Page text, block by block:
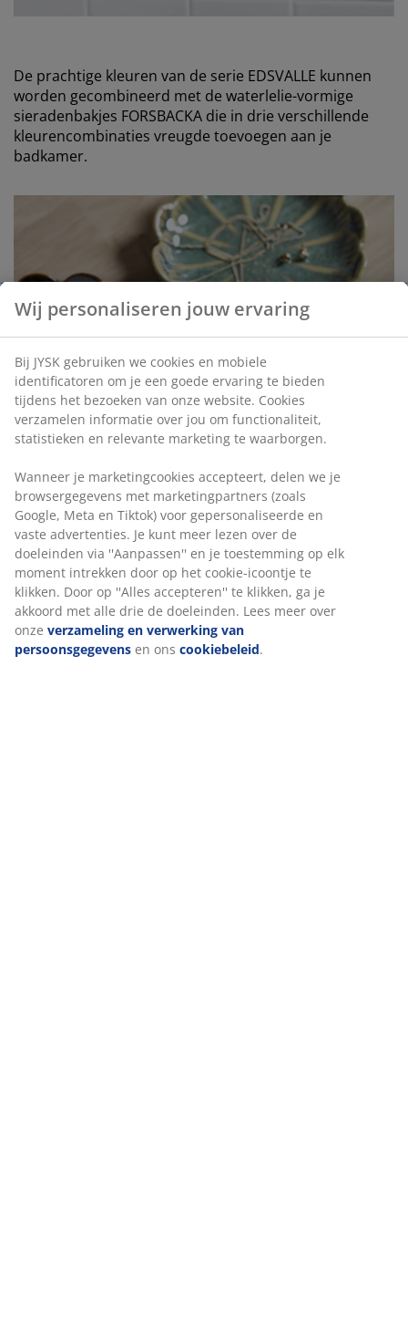
De prachtige kleuren van de serie EDSVALLE kunnen
worden gecombineerd met de waterlelie-vormige
sieradenbakjes FORSBACKA die in drie verschillende
kleurencombinaties vreugde toevoegen aan je
badkamer.
De zachte handdoeken TORSBY maken het helemaal af.
Door de frissen kleuren en strepen creëren ze een
Wij personaliseren jouw ervaring
Bij JYSK gebruiken we cookies en mobiele
identificatoren om je een goede ervaring te bieden
tijdens het bezoeken van onze website. Cookies
verzamelen informatie over jou om functionaliteit,
statistieken en relevante marketing te waarborgen.
Wanneer je marketingcookies accepteert, delen we je
browsergegevens met marketingpartners (zoals
Google, Meta en Tiktok) voor gepersonaliseerde en
vaste advertenties. Je kunt meer lezen over de
doeleinden via ''Aanpassen'' en je toestemming op elk
moment intrekken door op het cookie-icoontje te
klikken. Door op ''Alles accepteren'' te klikken, ga je
akkoord met alle drie de doeleinden. Lees meer over
onze verzameling en verwerking van
persoonsgegevens en ons cookiebeleid.